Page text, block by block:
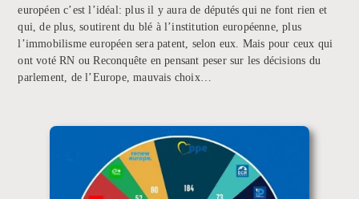
européen c’est l’idéal: plus il y aura de députés qui ne font rien et
qui, de plus, soutirent du blé à l’institution européenne, plus
l’immobilisme européen sera patent, selon eux. Mais pour ceux qui
ont voté RN ou Reconquête en pensant peser sur les décisions du
parlement, de l’Europe, mauvais choix…